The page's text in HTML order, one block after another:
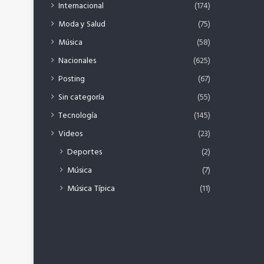
Internacional
(174)
Moda y Salud
(75)
Música
(58)
Nacionales
(625)
Posting
(67)
Sin categoría
(55)
Tecnología
(145)
Videos
(23)
Deportes
(2)
Música
(7)
Música Típica
(11)